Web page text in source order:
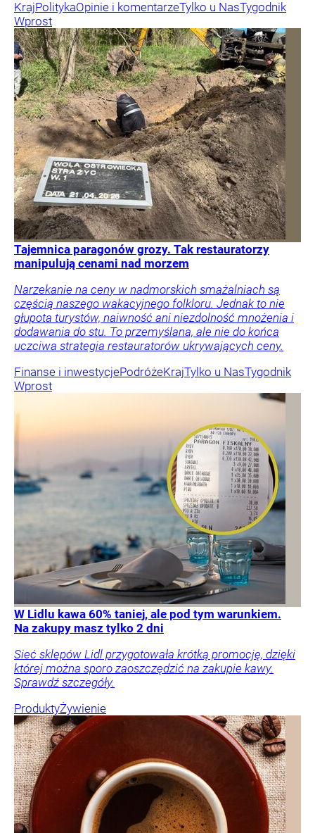
KrajPolitykaOpinie i komentarzeTylko u NasTygodnik
Wprost
Tajemnica paragonów grozy. Tak restauratorzy
manipulują cenami nad morzem
Narzekanie na ceny w nadmorskich smażalniach są
częścią naszego wakacyjnego folkloru. Jednak to nie
głupota turystów, naiwność ani niezdolność mnożenia i
dodawania do stu. To przemyślana, ale nie do końca
uczciwa strategia restauratorów ukrywających ceny.
Finanse i inwestycjePodróżeKrajTylko u NasTygodnik
Wprost
W Lidlu kawa 60% taniej, ale pod tym warunkiem.
Na zakupy masz tylko 2 dni
Sieć sklepów Lidl przygotowała krótką promocję, dzięki
której można sporo zaoszczędzić na zakupie kawy.
Sprawdź szczegóły.
ProduktyŻywienie